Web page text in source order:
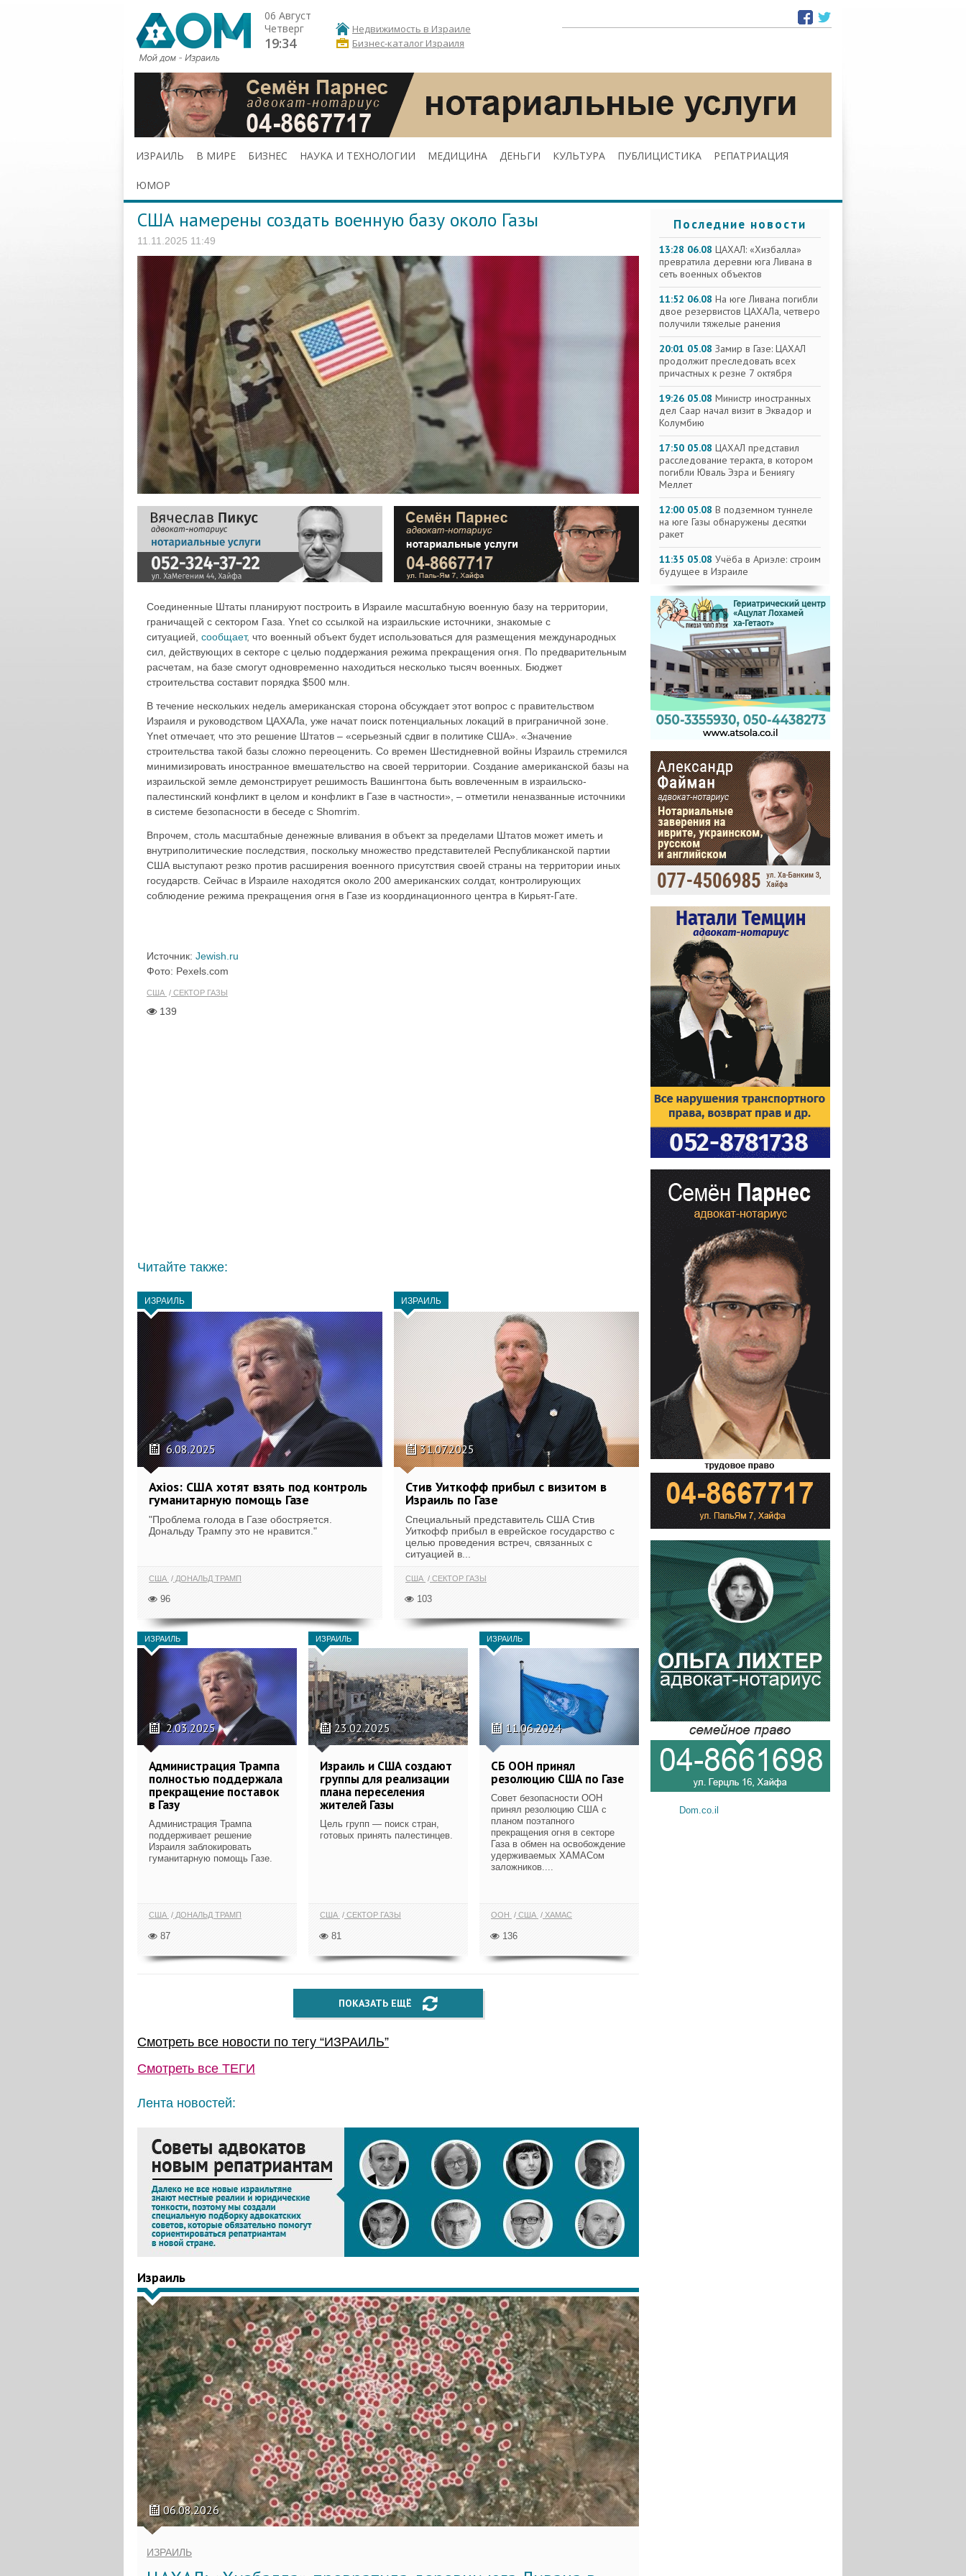
06 Август
Четверг
19:34
Недвижимость в Израиле
Бизнес-каталог Израиля
ИЗРАИЛЬ В МИРЕ БИЗНЕС НАУКА И ТЕХНОЛОГИИ МЕДИЦИНА ДЕНЬГИ КУЛЬТУРА ПУБЛИЦИСТИКА РЕПАТРИАЦИЯ
ЮМОР
США намерены создать военную базу около Газы
11.11.2025 11:49
Соединенные Штаты планируют построить в Израиле масштабную военную базу на территории,
граничащей с сектором Газа. Ynet со ссылкой на израильские источники, знакомые с
ситуацией, сообщает, что военный объект будет использоваться для размещения международных
сил, действующих в секторе с целью поддержания режима прекращения огня. По предварительным
расчетам, на базе смогут одновременно находиться несколько тысяч военных. Бюджет
строительства составит порядка $500 млн.
В течение нескольких недель американская сторона обсуждает этот вопрос с правительством
Израиля и руководством ЦАХАЛа, уже начат поиск потенциальных локаций в приграничной зоне.
Ynet отмечает, что это решение Штатов – «серьезный сдвиг в политике США». «Значение
строительства такой базы сложно переоценить. Со времен Шестидневной войны Израиль стремился
минимизировать иностранное вмешательство на своей территории. Создание американской базы на
израильской земле демонстрирует решимость Вашингтона быть вовлеченным в израильско-
палестинский конфликт в целом и конфликт в Газе в частности», – отметили неназванные источники
в системе безопасности в беседе с Shomrim.
Впрочем, столь масштабные денежные вливания в объект за пределами Штатов может иметь и
внутриполитические последствия, поскольку множество представителей Республиканской партии
США выступают резко против расширения военного присутствия своей страны на территории иных
государств. Сейчас в Израиле находятся около 200 американских солдат, контролирующих
соблюдение режима прекращения огня в Газе из координационного центра в Кирьят-Гате.
Источник: Jewish.ru
Фото: Pexels.com
США СЕКТОР ГАЗЫ
139
Читайте также:
ИЗРАИЛЬ
6.08.2025
Axios: США хотят взять под контроль
гуманитарную помощь Газе
"Проблема голода в Газе обостряется.
Дональду Трампу это не нравится."
США ДОНАЛЬД ТРАМП
96
ИЗРАИЛЬ
31.07.2025
Стив Уиткофф прибыл с визитом в
Израиль по Газе
Специальный представитель США Стив
Уиткофф прибыл в еврейское государство с
целью проведения встреч, связанных с
ситуацией в...
США СЕКТОР ГАЗЫ
103
ИЗРАИЛЬ
2.03.2025
Администрация Трампа
полностью поддержала
прекращение поставок
в Газу
Администрация Трампа
поддерживает решение
Израиля заблокировать
гуманитарную помощь Газе.
США ДОНАЛЬД ТРАМП
87
ИЗРАИЛЬ
23.02.2025
Израиль и США создают
группы для реализации
плана переселения
жителей Газы
Цель групп — поиск стран,
готовых принять палестинцев.
США СЕКТОР ГАЗЫ
81
ИЗРАИЛЬ
11.06.2024
СБ ООН принял
резолюцию США по Газе
Совет безопасности ООН
принял резолюцию США с
планом поэтапного
прекращения огня в секторе
Газа в обмен на освобождение
удерживаемых ХАМАСом
заложников....
ООН США ХАМАС
136
ПОКАЗАТЬ ЕЩЁ
Смотреть все новости по тегу “ИЗРАИЛЬ”
Смотреть все ТЕГИ
Лента новостей:
Израиль
06.08.2026
ИЗРАИЛЬ
Последние новости
13:28 06.08 ЦАХАЛ: «Хизбалла»
превратила деревни юга Ливана в
сеть военных объектов
11:52 06.08 На юге Ливана погибли
двое резервистов ЦАХАЛа, четверо
получили тяжелые ранения
20:01 05.08 Замир в Газе: ЦАХАЛ
продолжит преследовать всех
причастных к резне 7 октября
19:26 05.08 Министр иностранных
дел Саар начал визит в Эквадор и
Колумбию
17:50 05.08 ЦАХАЛ представил
расследование теракта, в котором
погибли Юваль Эзра и Бениягу
Меллет
12:00 05.08 В подземном туннеле
на юге Газы обнаружены десятки
ракет
11:35 05.08 Учёба в Ариэле: строим
будущее в Израиле
Dom.co.il